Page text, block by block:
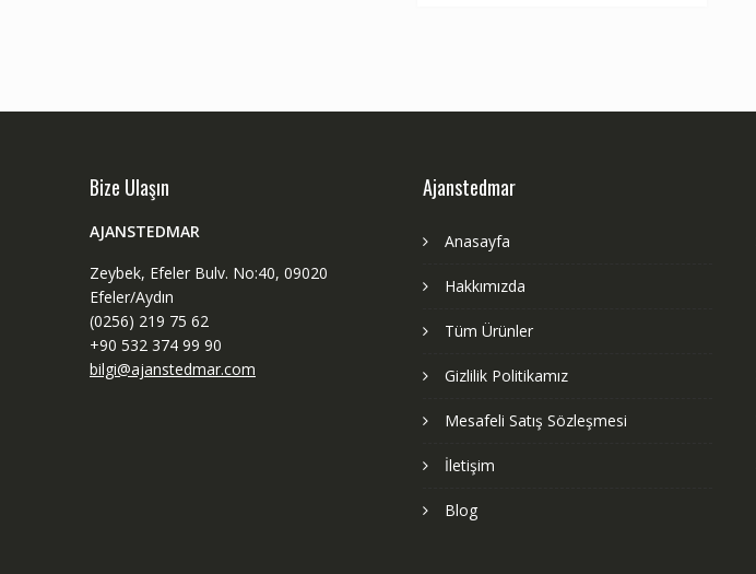
Bize Ulaşın
AJANSTEDMAR
Zeybek, Efeler Bulv. No:40, 09020
Efeler/Aydın
(0256) 219 75 62
+90 532 374 99 90
bilgi@ajanstedmar.com
Ajanstedmar
Anasayfa
Hakkımızda
Tüm Ürünler
Gizlilik Politikamız
Mesafeli Satış Sözleşmesi
İletişim
Blog